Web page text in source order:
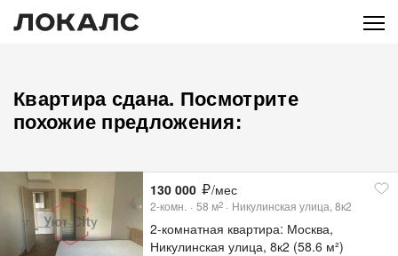
Квартира сдана. Посмотрите
похожие предложения:
130 000 /мес
2-комн. 58 м2 Никулинская улица, 8к2
2-комнатная квартира: Москва,
Никулинская улица, 8к2 (58.6 м²)